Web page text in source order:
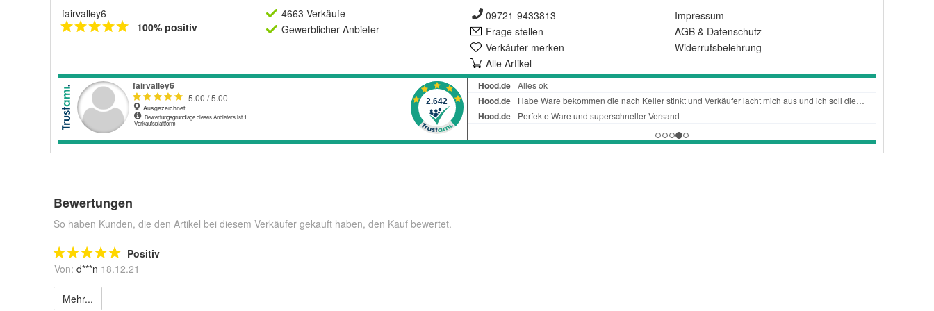
fairvalley6
100% positiv
4663 Verkäufe
Gewerblicher Anbieter
09721-9433813
Frage stellen
Verkäufer merken
Alle Artikel
Impressum
AGB & Datenschutz
Widerrufsbelehrung
Bewertungen
So haben Kunden, die den Artikel bei diesem Verkäufer gekauft haben, den Kauf bewertet.
Positiv
Von: d***n 18.12.21
Mehr...